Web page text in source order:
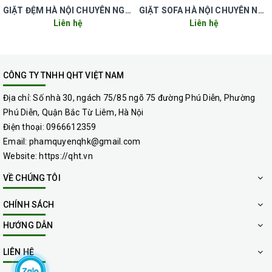
quản tốt, và một trong những nhược điểm
nhiều khó chịu cũng như giảm năng suất
khi làm việc.
Để đảm bảo cho thảm luôn sạch sẽ và bền
đẹp, Quý khách hàng nên tìm đến dịch vụ
giặt thảm văn phòng với những lợi ích như:
+ Tiết kiệm thời gian và chi phí
: Nếu như lắp
đặt thảm mới bạn phải mất thời gian lựa
chọn thảm lắp đặt cũng như một khoản chi
GIẶT ĐỆM HÀ NỘI CHUYÊN NGHIỆP UY TÍN GIÁ RẺ
Liên hệ
GIẶT SOFA HÀ NỘI CHUYÊN NGHIỆP UY TÍN GIÁ RẺ
Liên hệ
CÔNG TY TNHH QHT VIỆT NAM
Địa chỉ: Số nhà 30, ngách 75/85 ngõ 75 đường Phú Diễn, Phường
Phú Diễn, Quận Bắc Từ Liêm, Hà Nội
Điện thoại: 0966612359
Email: phamquyenqhk@gmail.com
Website: https://qht.vn
VỀ CHÚNG TÔI
CHÍNH SÁCH
HƯỚNG DẪN
LIÊN HỆ